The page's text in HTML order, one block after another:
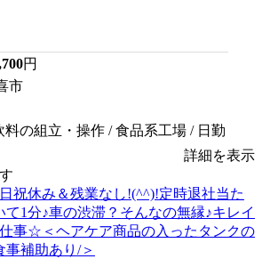
円
市
料の組立・操作 / 食品系工場 / 日勤
詳細を表示